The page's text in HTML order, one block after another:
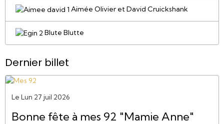
Aimée Olivier et David Cruickshank
Blute Blutte
Dernier billet
Le Lun 27 juil 2026
Bonne fête à mes 92 "Mamie Anne"